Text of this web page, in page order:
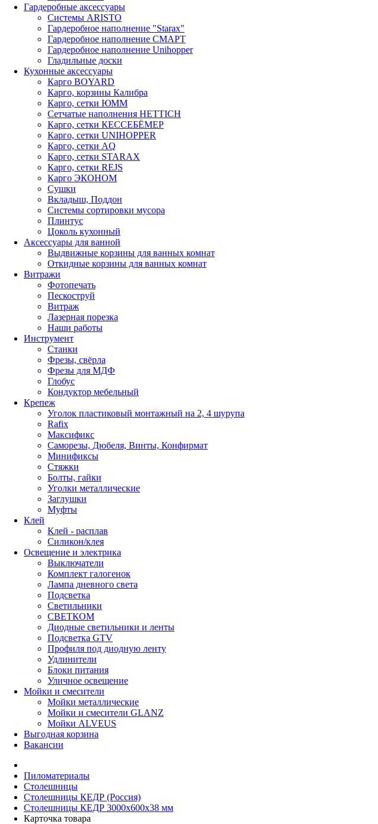
Гардеробные аксессуары
Системы ARISTO
Гардеробное наполнение "Starax"
Гардеробное наполнение СМАРТ
Гардеробное наполнение Unihopper
Гладильные доски
Кухонные аксессуары
Карго BOYARD
Карго, корзины Калибра
Карго, сетки ЮММ
Сетчатые наполнения HETTICH
Карго, сетки КЕССЕБЁМЕР
Карго, сетки UNIHOPPER
Карго, сетки AQ
Карго, сетки STARAX
Карго, сетки REJS
Карго ЭКОНОМ
Сушки
Вкладыш, Поддон
Системы сортировки мусора
Плинтус
Цоколь кухонный
Аксессуары для ванной
Выдвижные корзины для ванных комнат
Откидные корзины для ванных комнат
Витражи
Фотопечать
Пескоструй
Витраж
Лазерная порезка
Наши работы
Инструмент
Станки
Фрезы, свёрла
Фрезы для МДФ
Глобус
Кондуктор мебельный
Крепеж
Уголок пластиковый монтажный на 2, 4 шурупа
Rafix
Максификс
Саморезы, Дюбеля, Винты, Конфирмат
Минификсы
Стяжки
Болты, гайки
Уголки металлические
Заглушки
Муфты
Клей
Клей - расплав
Силикон/клея
Освещение и электрика
Выключатели
Комплект галогенок
Лампа дневного света
Подсветка
Светильники
СВЕТКОМ
Диодные светильники и ленты
Подсветка GTV
Профиля под диодную ленту
Удлинители
Блоки питания
Уличное освещение
Мойки и смесители
Мойки металлические
Мойки и смесители GLANZ
Мойки ALVEUS
Выгодная корзина
Вакансии
Пиломатериалы
Столешницы
Столешницы КЕДР (Россия)
Столешницы КЕДР 3000x600x38 мм
Карточка товара